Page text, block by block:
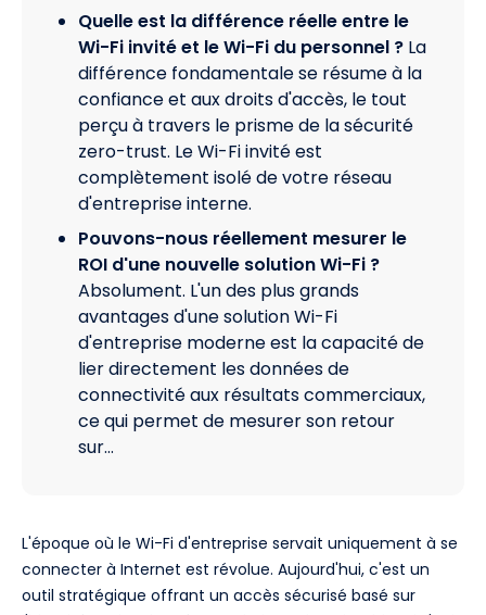
Quelle est la différence réelle entre le
Wi-Fi invité et le Wi-Fi du personnel ? La
différence fondamentale se résume à la
confiance et aux droits d'accès, le tout
perçu à travers le prisme de la sécurité
zero-trust. Le Wi-Fi invité est
complètement isolé de votre réseau
d'entreprise interne.
Pouvons-nous réellement mesurer le
ROI d'une nouvelle solution Wi-Fi ?
Absolument. L'un des plus grands
avantages d'une solution Wi-Fi
d'entreprise moderne est la capacité de
lier directement les données de
connectivité aux résultats commerciaux,
ce qui permet de mesurer son retour
sur…
L'époque où le Wi-Fi d'entreprise servait uniquement à se
connecter à Internet est révolue. Aujourd'hui, c'est un
outil stratégique offrant un accès sécurisé basé sur